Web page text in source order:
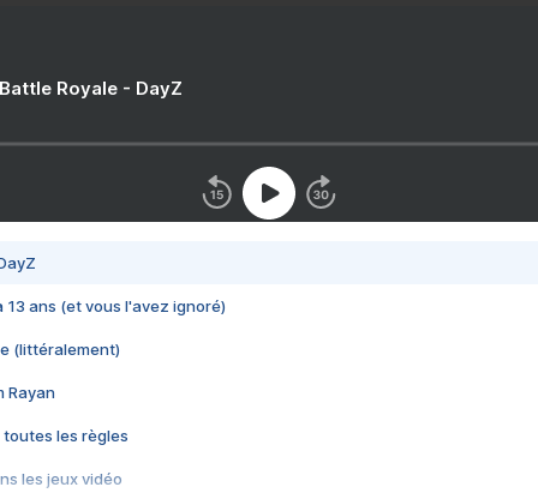
Royale - DayZ
13 ans (et vous l'avez ignoré)
(littéralement)
Rayan
toutes les règles
les jeux vidéo